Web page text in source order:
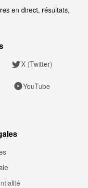
en direct, résultats,
X (Twitter)
YouTube